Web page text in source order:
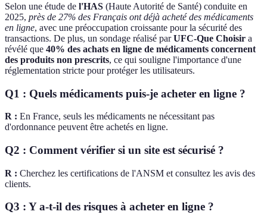
Selon une étude de l'HAS (Haute Autorité de Santé) conduite en
2025, près de 27% des Français ont déjà acheté des médicaments
en ligne, avec une préoccupation croissante pour la sécurité des
transactions. De plus, un sondage réalisé parUFC-Que Choisir a
révélé que 40% des achats en ligne de médicaments concernent
des produits non prescrits, ce qui souligne l'importance d'une
réglementation stricte pour protéger les utilisateurs.
Q1 : Quels médicaments puis-je acheter en ligne ?
R : En France, seuls les médicaments ne nécessitant pas
d'ordonnance peuvent être achetés en ligne.
Q2 : Comment vérifier si un site est sécurisé ?
R : Cherchez les certifications de l'ANSM et consultez les avis des
clients.
Q3 : Y a-t-il des risques à acheter en ligne ?